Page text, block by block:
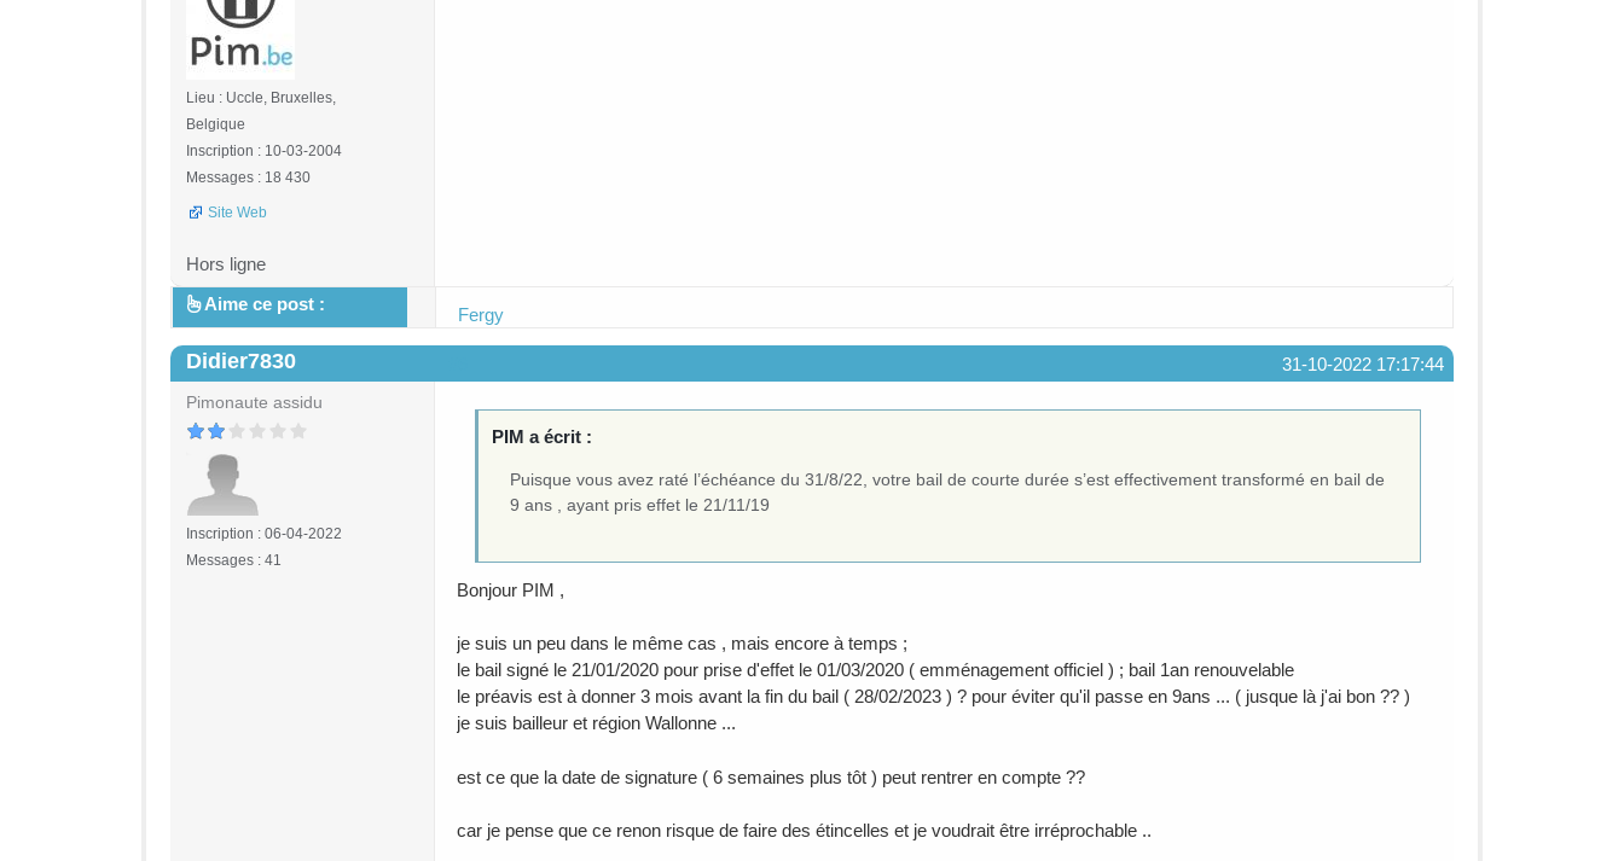
Lieu : Uccle, Bruxelles,
Belgique
Inscription : 10-03-2004
Messages : 18 430
Site Web
Hors ligne
Aime ce post :
Fergy
31-10-2022 17:17:44
Didier7830
Pimonaute assidu
Inscription : 06-04-2022
Messages : 41
PIM a écrit :
Puisque vous avez raté l’échéance du 31/8/22, votre bail de courte durée s’est effectivement transformé en bail de
9 ans , ayant pris effet le 21/11/19
Bonjour PIM ,
je suis un peu dans le même cas , mais encore à temps ;
le bail signé le 21/01/2020 pour prise d'effet le 01/03/2020 ( emménagement officiel ) ; bail 1an renouvelable
le préavis est à donner 3 mois avant la fin du bail ( 28/02/2023 ) ? pour éviter qu'il passe en 9ans ... ( jusque là j'ai bon ?? )
je suis bailleur et région Wallonne ...
est ce que la date de signature ( 6 semaines plus tôt ) peut rentrer en compte ??
car je pense que ce renon risque de faire des étincelles et je voudrait être irréprochable ..